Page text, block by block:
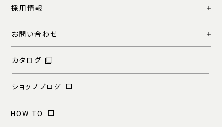
採用情報
お問い合わせ
カタログ
ショップブログ
HOW TO